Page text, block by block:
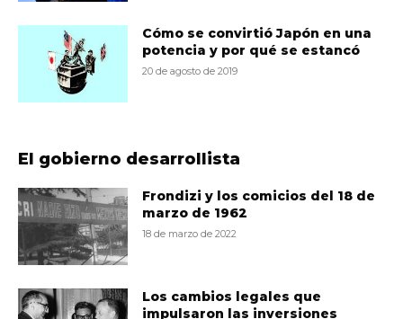
Cómo se convirtió Japón en una
potencia y por qué se estancó
20 de agosto de 2019
El gobierno desarrollista
Frondizi y los comicios del 18 de
marzo de 1962
18 de marzo de 2022
Los cambios legales que
impulsaron las inversiones